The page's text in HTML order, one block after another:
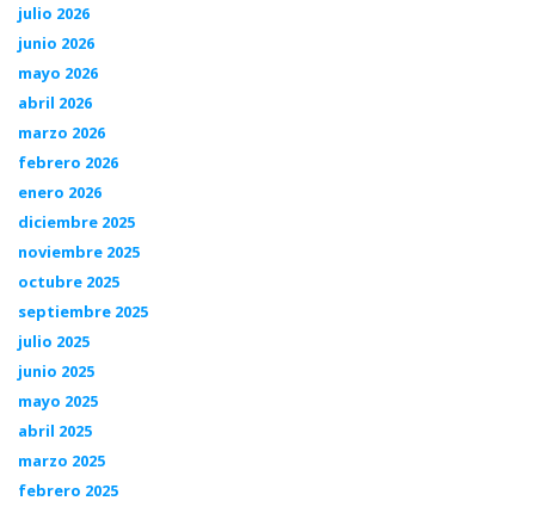
julio 2026
junio 2026
mayo 2026
abril 2026
marzo 2026
febrero 2026
enero 2026
diciembre 2025
noviembre 2025
octubre 2025
septiembre 2025
julio 2025
junio 2025
mayo 2025
abril 2025
marzo 2025
febrero 2025